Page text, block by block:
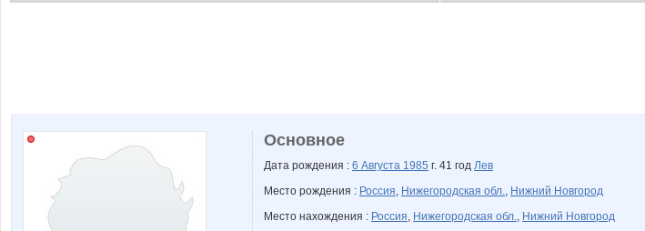
Основное
Дата рождения : 6 Августа 1985 г. 41 год Лев
Место рождения : Россия, Нижегородская обл., Нижний Новгород
Место нахождения : Россия, Нижегородская обл., Нижний Новгород